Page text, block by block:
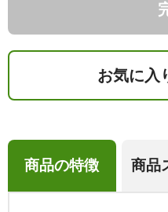
お気に入
商品の特徴 商品